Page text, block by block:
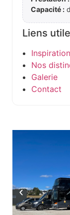
Capacité :
Liens
Nos
Galerie
Contact